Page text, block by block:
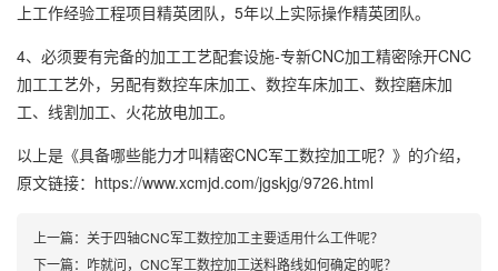
上工作经验工程项目精英团队，5年以上实际操作精英团队。
4、必须要有完备的加工工艺配套设施-专新CNC加工精密除开CNC
加工工艺外，另配有数控车床加工、数控车床加工、数控磨床加
工、线割加工、火花放电加工。
以上是 《具备哪些能力才叫精密CNC军工数控加工呢？》 的介绍，
原文链接： https://www.xcmjd.com/jgskjg/9726.html
上一篇： 关于四轴CNC军工数控加工主要适用什么工件呢？
下一篇： 咋就问，CNC军工数控加工送料路线如何确定的呢？